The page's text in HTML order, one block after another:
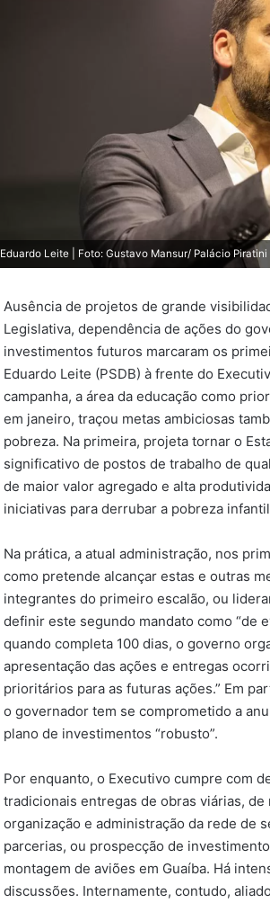
Eduardo Leite | Foto: Gustavo Mansur/ Palácio Piratini
Ausência de projetos de grande
Legislativa, dependência de ações do
investimentos futuros marcaram os
Eduardo Leite (PSDB) à frente do
campanha, a área da educação como
em janeiro, traçou metas ambiciosas
pobreza. Na primeira, projeta tornar o
significativo de postos de trabalho de
de maior valor agregado e alta
iniciativas para derrubar a pobreza
Na prática, a atual administração, nos
como pretende alcançar estas e outras
integrantes do primeiro escalão, ou
definir este segundo mandato como “de
quando completa 100 dias, o governo
apresentação das ações e entregas
prioritários para as futuras ações.” Em
o governador tem se comprometido a
plano de investimentos “robusto”.
Por enquanto, o Executivo cumpre com
tradicionais entregas de obras viárias,
organização e administração da rede de
parcerias, ou prospecção de
montagem de aviões em Guaíba. Há
discussões. Internamente, contudo,